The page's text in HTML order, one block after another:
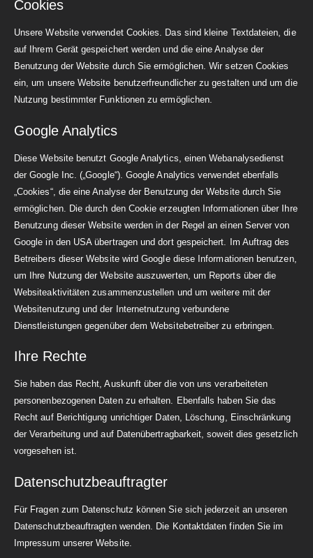
Cookies
Unsere Website verwendet Cookies. Das sind kleine Textdateien, die
auf Ihrem Gerät gespeichert werden und die eine Analyse der
Benutzung der Website durch Sie ermöglichen. Wir setzen Cookies
ein, um unsere Website benutzerfreundlicher zu gestalten und um die
Nutzung bestimmter Funktionen zu ermöglichen.
Google Analytics
Diese Website benutzt Google Analytics, einen Webanalysedienst
der Google Inc. („Google“). Google Analytics verwendet ebenfalls
„Cookies“, die eine Analyse der Benutzung der Website durch Sie
ermöglichen. Die durch den Cookie erzeugten Informationen über Ihre
Benutzung dieser Website werden in der Regel an einen Server von
Google in den USA übertragen und dort gespeichert. Im Auftrag des
Betreibers dieser Website wird Google diese Informationen benutzen,
um Ihre Nutzung der Website auszuwerten, um Reports über die
Websiteaktivitäten zusammenzustellen und um weitere mit der
Websitenutzung und der Internetnutzung verbundene
Dienstleistungen gegenüber dem Websitebetreiber zu erbringen.
Ihre Rechte
Sie haben das Recht, Auskunft über die von uns verarbeiteten
personenbezogenen Daten zu erhalten. Ebenfalls haben Sie das
Recht auf Berichtigung unrichtiger Daten, Löschung, Einschränkung
der Verarbeitung und auf Datenübertragbarkeit, soweit dies gesetzlich
vorgesehen ist.
Datenschutzbeauftragter
Für Fragen zum Datenschutz können Sie sich jederzeit an unseren
Datenschutzbeauftragten wenden. Die Kontaktdaten finden Sie im
Impressum unserer Website.